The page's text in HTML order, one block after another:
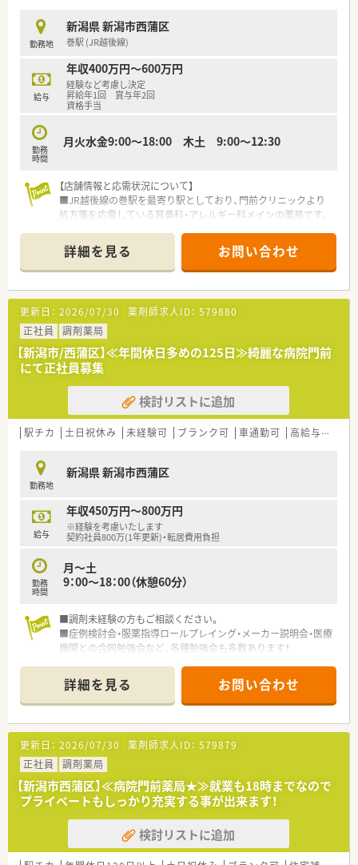
勤務地
新潟県 新潟市西蒲区
巻駅 (JR越後線)
給与
年収400万円～600万円
経験など考慮し決定
昇給年1回 賞与年2回
資格手当
勤務
時間
月火水金9:00～18:00 木土 9:00～12:30
【店舗情報と応需状況について】
■JR越後線の巻駅を最寄り駅としており、門前クリニックより
処方箋を応需している耳鼻科・アレルギー科メインの薬局です。
応需のため冬場や花粉症シーズンなど季節により変動がござい
ます。
■薬剤師の配置については詳細を調整中ですが、事務スタッフを
含め複数名体制で患者様に親しまれる店舗作りを行っておりま
す。
【法人特徴について】
■新潟県と山形県を中心に100店舗以上を展開しており、東証プ
ライム上場グループに属しているため抜群の経営安定性と将来
性を誇ります。
■1964年に新潟県で最初に処方箋調剤を開局した歴史があり、
全店舗の約7割が開業医前の立地で地域医療の核として機能して
います。
■健康サポート薬局の認定取得や在宅医療への注力など、地域の
■スタッフ同士が協力し合う温かい雰囲気が自慢であり、患者様
からも親しみを持っていただけるような明るい活気のある職場
環境です。
■子育て中の薬剤師さんへの理解が非常に深く、お子様の行事や
急な体調不良の際にも周囲がサポートし合える体制が自然と整
っております。
■手厚い人員配置を心掛けているため、一人ひとりの薬剤師が業
持されています。
【こんな方が活躍中】
それぞれの経験を活かしながらチーム一丸となって店舗運営に
励んでいます。
■仕事と育児を両立させている子育て中の薬剤師が多数活躍し
誇っています。
■病院での勤務経験を経て、より患者様に身近な存在として地域
医療に貢献したいと考え転職してきた薬剤師も第一線で活躍中
です。
詳細を見る お問い合わせ
更新日： 2026/07/30 薬剤師求人ID： 579880
正社員
調剤薬局
【新潟市/西蒲区】≪年間休日多めの125日≫綺麗な病院門前
にて正社員募集
検討リストに追加
駅チカ 土日祝休み 未経験可 ブランク可 車通勤可 高給与(600万円以上)
勤務地
新潟県 新潟市西蒲区
給与
年収450万円～800万円
※経験を考慮いたします
契約社員800万(1年更新)・転居費用負担
勤務
時間
月～土
9：00～18：00（休憩60分）
■調剤未経験の方もご相談ください。
■症例検討会・服薬指導ロールプレイング・メーカー説明会・医療
機関との合同勉強会など、各種勉強会も多数あります！
■この求人は大手薬局求人特集に掲載中です■
詳細を見る お問い合わせ
更新日： 2026/07/30 薬剤師求人ID： 579879
正社員
調剤薬局
【新潟市西蒲区】≪病院門前薬局★≫就業も18時までなので
プライベートもしっかり充実する事が出来ます！
検討リストに追加